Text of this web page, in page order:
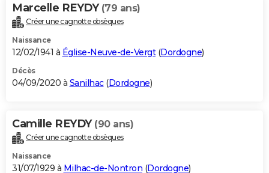
Marcelle REYDY (79 ans)
Créer une cagnotte obsèques
Naissance
12/02/1941 à Église-Neuve-de-Vergt(Dordogne)
Décès
04/09/2020 à Sanilhac(Dordogne)
Camille REYDY (90 ans)
Créer une cagnotte obsèques
Naissance
31/07/1929 à Milhac-de-Nontron (Dordogne)